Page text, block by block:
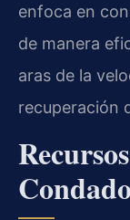
enfoca en
de manera
aras de la
recuperación